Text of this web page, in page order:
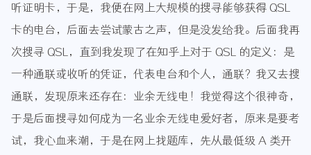
听证明卡，于是，我便在网上大规模的搜寻能够获得 QSL
卡的电台，后面去尝试蒙古之声，但是没发给我。后面我再
次搜寻 QSL，直到我发现了在知乎上对于 QSL 的定义：是
一种通联或收听的凭证，代表电台和个人，通联？我又去搜
通联，发现原来还存在：业余无线电！我觉得这个很神奇，
于是后面搜寻如何成为一名业余无线电爱好者，原来是要考
试，我心血来潮，于是在网上找题库，先从最低级 A 类开